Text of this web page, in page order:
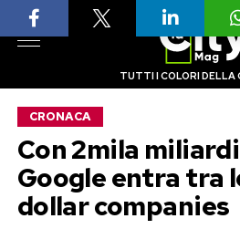
TUTTI I COLORI DELLA
CRONACA
Con 2mila
Google entra tra
dollar companies